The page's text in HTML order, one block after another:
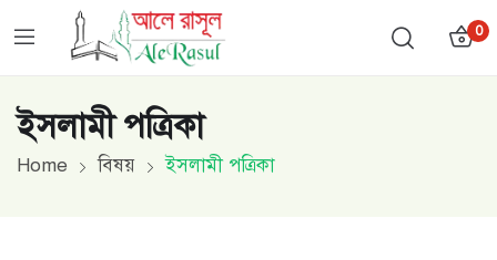
0
ইসলামী পত্রিকা
Home বিষয় ইসলামী পত্রিকা